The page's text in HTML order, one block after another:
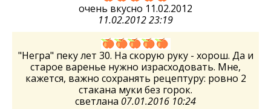
очень вкусно 11.02.2012
11.02.2012 23:19
"Негра" пеку лет 30. На скорую руку - хорош. Да и
старое варенье нужно израсходовать. Мне,
кажется, важно сохранять рецептуру: ровно 2
стакана муки без горок.
светлана 07.01.2016 10:24